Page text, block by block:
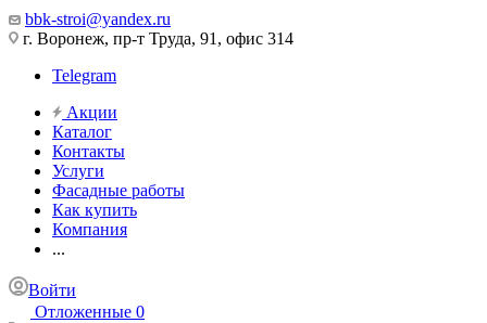
bbk-stroi@yandex.ru
г. Воронеж, пр-т Труда, 91, офис 314
Telegram
Акции
Каталог
Контакты
Услуги
Фасадные работы
Как купить
Компания
...
Войти
Отложенные 0